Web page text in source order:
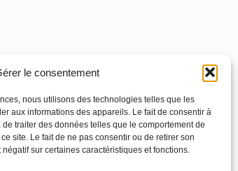
le consentement
nous utilisons des technologies telles que les
aux informations des appareils. Le fait de consentir à
traiter des données telles que le comportement de
site. Le fait de ne pas consentir ou de retirer son
sur certaines caractéristiques et fonctions.
Footer